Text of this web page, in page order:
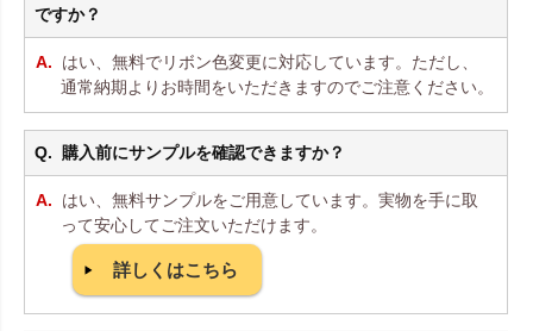
ですか？
はい、無料でリボン色変更に対応しています。ただし、
通常納期よりお時間をいただきますのでご注意ください。
購入前にサンプルを確認できますか？
はい、無料サンプルをご用意しています。実物を手に取
って安心してご注文いただけます。
詳しくはこちら